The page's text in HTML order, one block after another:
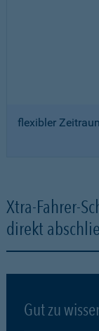
flexibler
Xtra-Fahrer-
direkt
Gut zu